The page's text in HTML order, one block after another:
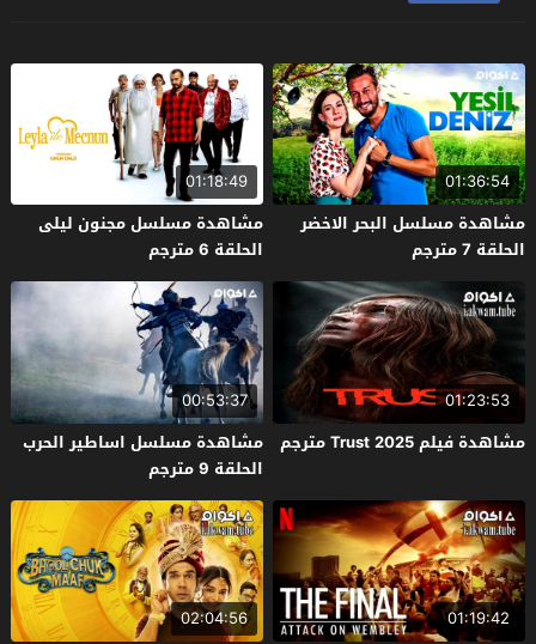
01:36:54
مشاهدة مسلسل البحر الاخضر
الحلقة 7 مترجم
01:18:49
مشاهدة مسلسل مجنون ليلى
الحلقة 6 مترجم
01:23:53
مشاهدة فيلم Trust 2025 مترجم
00:53:37
مشاهدة مسلسل اساطير الحرب
الحلقة 9 مترجم
01:19:42
02:04:56